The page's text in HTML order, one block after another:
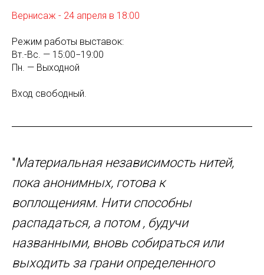
Вернисаж - 24 апреля в 18:00
Режим работы выставок:
Вт.-Вс. — 15:00−19:00
Пн. — Выходной
Вход свободный.
"Материальная независимость нитей,
пока анонимных, готова к
воплощениям. Нити способны
распадаться, а потом , будучи
названными, вновь собираться или
выходить за грани определенного